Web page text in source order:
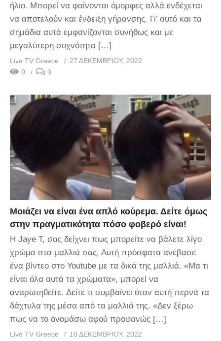
ήλιο. Μπορεί να φαίνονται όμορφες αλλά ενδέχεται
να αποτελούν και ένδειξη γήρανσης. Γι’ αυτό και τα
σημάδια αυτά εμφανίζονται συνήθως και με
μεγαλύτερη συχνότητα […]
Live TV Greece
27 ΔΕΚΕΜΒΡΊΟΥ, 2022
0
0
Μοιάζει να είναι ένα απλό κούρεμα. Δείτε όμως
στην πραγματικότητα πόσο φοβερό είναι!
Η Jaye T, σας δείχνει πως μπορείτε να βάλετε λίγο
χρώμα στα μαλλιά σας. Αυτή πρόσφατα ανέβασε
ένα βίντεο στο Youtube με τα δικά της μαλλιά. «Μα τι
είναι όλα αυτά τα χρώματα», μπορεί να
αναρωτηθείτε. Δείτε τι συμβαίνει όταν αυτή περνά τα
δάχτυλα της μέσα από τα μαλλιά της. «Δεν ξέρω
πως να το ονομάσω αφού προφανώς […]
Live TV Greece
10 ΔΕΚΕΜΒΡΊΟΥ, 2022